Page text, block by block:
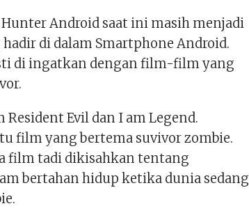
Android saat ini masih menjadi
di dalam Smartphone Android.
di ingatkan dengan film-film yang
Evil dan I am Legend.
film yang bertema suvivor zombie.
film tadi dikisahkan tentang
bertahan hidup ketika dunia sedang